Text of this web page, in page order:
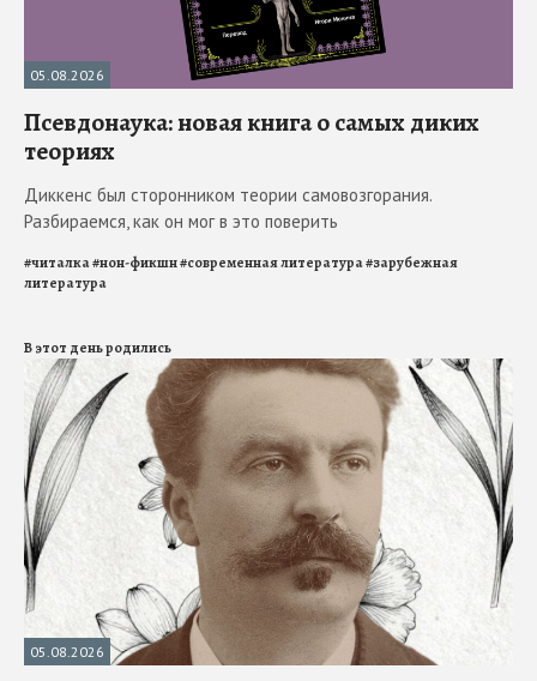
05.08.2026
Псевдонаука: новая книга о самых диких
теориях
Диккенс был сторонником теории самовозгорания.
Разбираемся, как он мог в это поверить
#читалка#нон-фикшн#современная литература#зарубежная
литература
В этот день родились
05.08.2026